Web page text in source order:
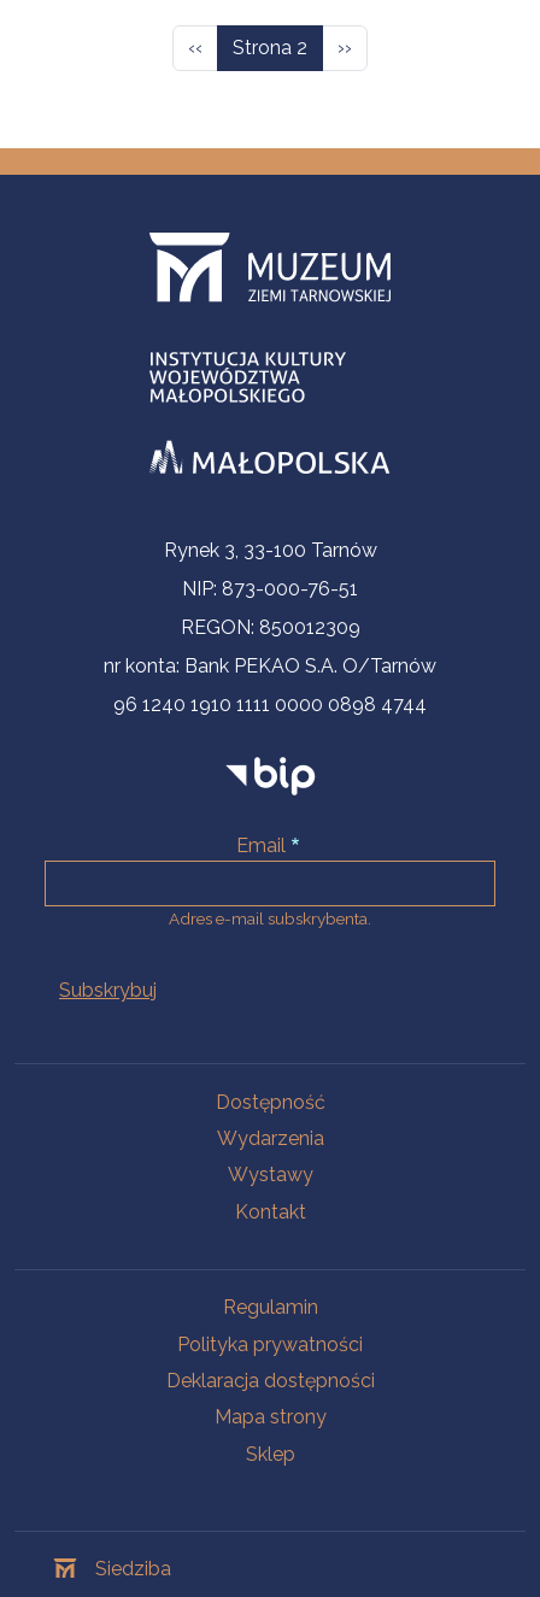
Poprzednia strona
‹‹ Strona 2 Następna strona
››
Informacje kontaktoweRynek 3, 33-100 Tarnów
NIP: 873-000-76-51
REGON: 850012309
nr konta: Bank PEKAO S.A. O/Tarnów
96 1240 1910 1111 0000 0898 4744
Email
Adres e-mail subskrybenta.
Dostępność
Wydarzenia
Wystawy
Kontakt
Regulamin
Polityka prywatności
Deklaracja dostępności
Mapa strony
Sklep
Siedziba